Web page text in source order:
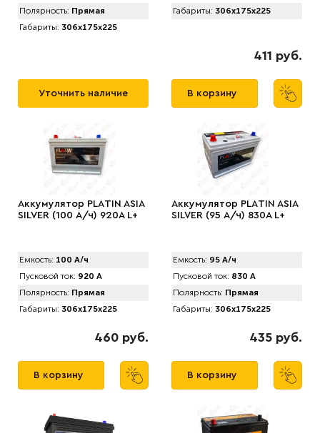
Полярность: Прямая
Габариты: 306x175x225
Уточнить наличие
Габариты: 306x175x225
411 руб.
В корзину
Аккумулятор PLАTIN ASIA
SILVER (100 А/ч) 920A L+
Емкость: 100 А/ч
Пусковой ток: 920 А
Полярность: Прямая
Габариты: 306x175x225
460 руб.
В корзину
Аккумулятор PLАTIN ASIA
SILVER (95 А/ч) 830A L+
Емкость: 95 А/ч
Пусковой ток: 830 А
Полярность: Прямая
Габариты: 306x175x225
435 руб.
В корзину